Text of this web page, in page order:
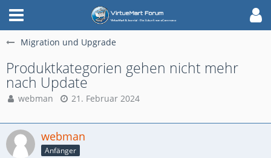
Migration und Upgrade
Produktkategorien gehen nicht mehr
nach Update
webman 21. Februar 2024
webman
Anfänger